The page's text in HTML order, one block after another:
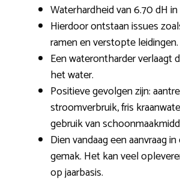
Waterhardheid van 6.70 dH
Hierdoor ontstaan issues
ramen en verstopte leidingen.
Een waterontharder verlaagt
het water.
Positieve gevolgen zijn:
stroomverbruik, fris
gebruik van
Dien vandaag een aanvraag
gemak. Het kan veel
op jaarbasis.